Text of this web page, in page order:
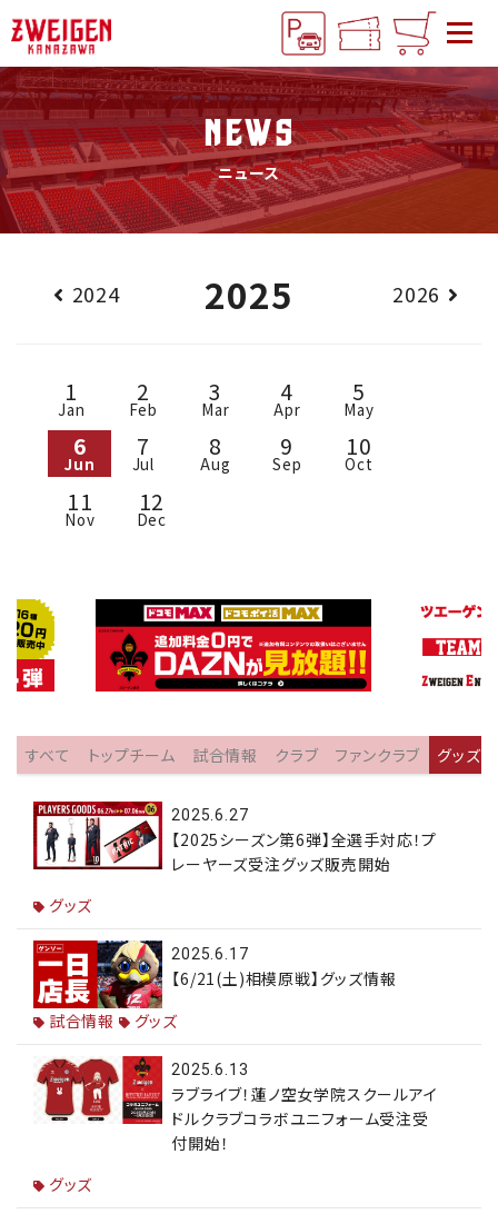
NEWS
ニュース
2024 2025 2026
1
Jan
2
Feb
3
Mar
4
Apr
5
May
6
Jun
7
Jul
8
Aug
9
Sep
10
Oct
11
Nov
12
Dec
すべて トップチーム 試合情報 クラブ ファンクラブ グッズ
2025.6.27
【2025シーズン第6弾】全選手対応！プ
レーヤーズ受注グッズ販売開始
グッズ
2025.6.17
【6/21(土)相模原戦】グッズ情報
試合情報
グッズ
2025.6.13
ラブライブ！蓮ノ空女学院スクールアイ
ドルクラブコラボユニフォーム受注受
付開始！
グッズ